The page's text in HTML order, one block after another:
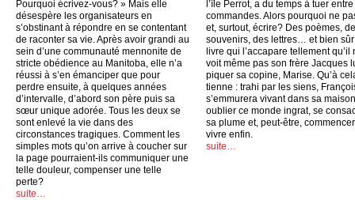
Pourquoi écrivez-vous? » Mais elle
désespère les organisateurs en
s’obstinant à répondre en se contentant
de raconter sa vie. Après avoir grandi au
sein d’une communauté mennonite de
stricte obédience au Manitoba, elle n’a
réussi à s’en émanciper que pour
perdre ensuite, à quelques années
d’intervalle, d’abord son père puis sa
sœur unique adorée. Tous les deux se
sont enlevé la vie dans des
circonstances tragiques. Comment les
simples mots qu’on arrive à coucher sur
la page pourraient-ils communiquer une
telle douleur, compenser une telle
perte?
suite…
l’île Perrot, a du temps à tuer
commandes. Alors pourquoi ne
et, surtout, écrire? Des poèmes,
souvenirs, des lettres… et bien
livre qui l’accapare tellement qu’il
voit même pas son frère Jacques
piquer sa copine, Marise. Qu’à
tienne : trahi par les siens,
s’emmurera vivant dans sa
oublier ce monde ingrat, se
sa plume et, peut-être,
vivre enfin.
suite…